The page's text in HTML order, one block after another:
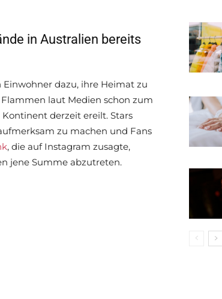
in Australien bereits
dazu, ihre Heimat zu
laut Medien schon zum
derzeit ereilt. Stars
zu machen und Fans
, die auf Instagram zusagte,
jene Summe abzutreten.